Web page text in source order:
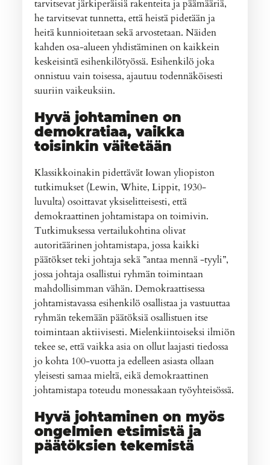
tarvitsevat järkiperäisiä rakenteita ja päämääriä,
he tarvitsevat tunnetta, että heistä pidetään ja
heitä kunnioitetaan sekä arvostetaan. Näiden
kahden osa-alueen yhdistäminen on kaikkein
keskeisintä esihenkilötyössä. Esihenkilö joka
onnistuu vain toisessa, ajautuu todennäköisesti
suuriin vaikeuksiin.
Hyvä johtaminen on
demokratiaa, vaikka
toisinkin väitetään
Klassikkoinakin pidettävät Iowan yliopiston
tutkimukset (Lewin, White, Lippit, 1930-
luvulta) osoittavat yksiselitteisesti, että
demokraattinen johtamistapa on toimivin.
Tutkimuksessa vertailukohtina olivat
autoritäärinen johtamistapa, jossa kaikki
päätökset teki johtaja sekä ”antaa mennä -tyyli”,
jossa johtaja osallistui ryhmän toimintaan
mahdollisimman vähän. Demokraattisessa
johtamistavassa esihenkilö osallistaa ja vastuuttaa
ryhmän tekemään päätöksiä osallistuen itse
toimintaan aktiivisesti. Mielenkiintoiseksi ilmiön
tekee se, että vaikka asia on ollut laajasti tiedossa
jo kohta 100-vuotta ja edelleen asiasta ollaan
yleisesti samaa mieltä, eikä demokraattinen
johtamistapa toteudu monessakaan työyhteisössä.
Hyvä johtaminen on myös
ongelmien etsimistä ja
päätöksien tekemistä